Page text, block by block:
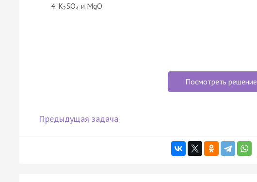
K2SO4 и MgO
Посмотреть решение
Предыдущая задача